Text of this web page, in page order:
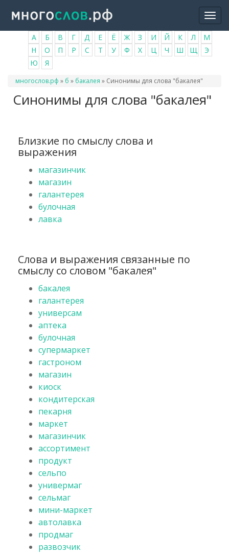
основному
содержанию
А Б В Г Д Е Ё Ж З И Й К Л
М
Н
О П Р С Т У Ф Х Ц Ч Ш Щ
Э
Ю
Я
Вы
многослов.рф » б » бакалея » Синонимы для слова "бакалея"
Синонимы для слова "бакалея"
Близкие по смыслу слова и
выражения
магазинчик
магазин
галантерея
булочная
лавка
Слова и выражения связанные по
смыслу со словом "бакалея"
бакалея
галантерея
универсам
аптека
булочная
супермаркет
гастроном
магазин
киоск
кондитерская
пекарня
маркет
магазинчик
ассортимент
продукт
сельпо
универмаг
сельмаг
мини-маркет
автолавка
продмаг
развозчик